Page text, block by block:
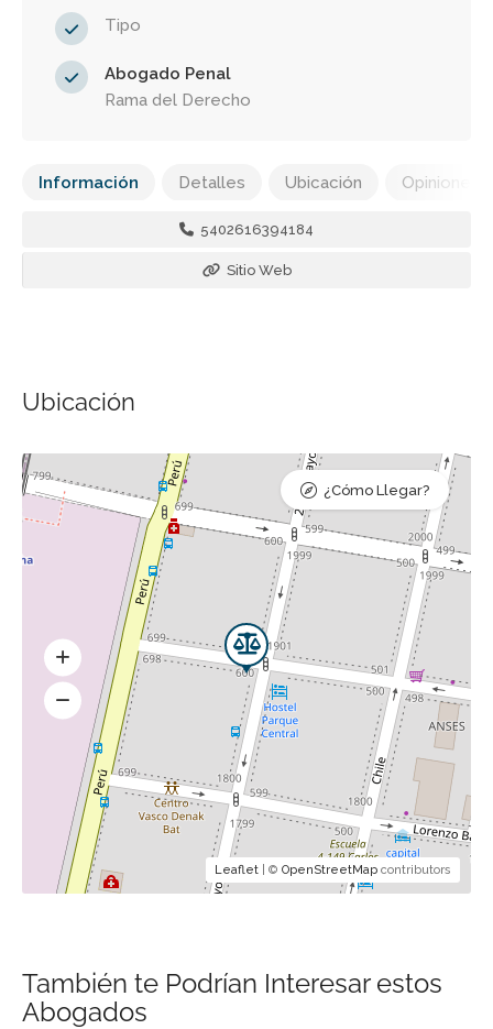
Tipo
Abogado Penal
Rama del Derecho
Información Detalles Ubicación Opiniones
5402616394184
Sitio Web
Ubicación
Leaflet | © OpenStreetMap contributors
¿Cómo Llegar?
También te Podrían Interesar estos
Abogados